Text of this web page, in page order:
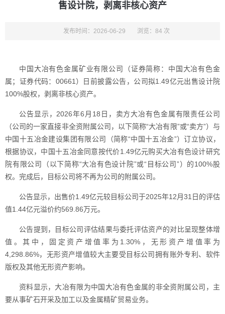
售设计院，剥离非核心资产
发布时间：2026-06-29 浏览：84 次
中国大冶有色金属矿业有限公司（证券简称：中国大冶有色金
属；证券代码：00661）日前披露公告，公司拟1.49亿元出售设计院
100%股权，剥离非核心资产。
公告显示，2026年6月18日，卖方大冶有色金属有限责任公司
（公司的一家直接非全资附属公司，以下简称“大冶有限”或“卖方”）与
中国十五冶金建设集团有限公司（简称“中国十五冶金”）订立协议，
根据协议，中国十五冶金同意按代价1.49亿元购买大冶有色设计研究
院有限公司（以下简称“大冶有色设计院”或“目标公司”）的100%股
权。完成后，目标公司将不再为公司的附属公司。
公告显示，出售价1.49亿元较目标公司于2025年12月31日的评估
值1.44亿元溢价约569.86万元。
公告提到，目标公司评估结果与委托评估资产的对比呈现整体增
值。其中，固定资产增值率为1.30%，无形资产增值率为
4,298.86%，无形资产增值较大主要受目标公司拥有账外专利、软件
版权及其他无形资产影响。
资料显示，大冶有限为中国大冶有色金属的非全资附属公司，主
要从事矿石开采及加工以及金属精矿贸易业务。